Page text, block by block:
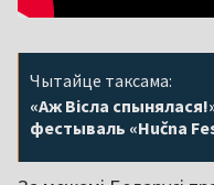
Чытайце таксама:
«Аж Вісла
фестываль «Hučna